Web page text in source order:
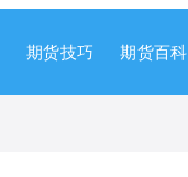
期货技巧 期货百科